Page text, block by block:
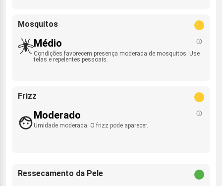
Mosquitos
Médio
Condições favorecem presença moderada de mosquitos. Use
telas e repelentes pessoais.
Frizz
Moderado
Umidade moderada. O frizz pode aparecer.
Ressecamento da Pele